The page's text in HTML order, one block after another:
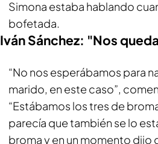
Simona estaba hablando
bofetada.
Iván Sánchez: "Nos
“No nos esperábamos para
marido, en este caso”,
“Estábamos los tres de
parecía que también se lo
broma y en un momento dijo